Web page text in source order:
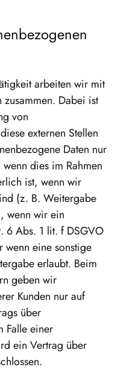
arbeiten wir mit
zusammen. Dabei ist
von
externen Stellen
Daten nur
dies im Rahmen
ist, wenn wir
(z. B. Weitergabe
wenn wir ein
6 Abs. 1 lit. f DSGVO
eine sonstige
erlaubt. Beim
geben wir
Kunden nur auf
über
Falle einer
ein Vertrag über